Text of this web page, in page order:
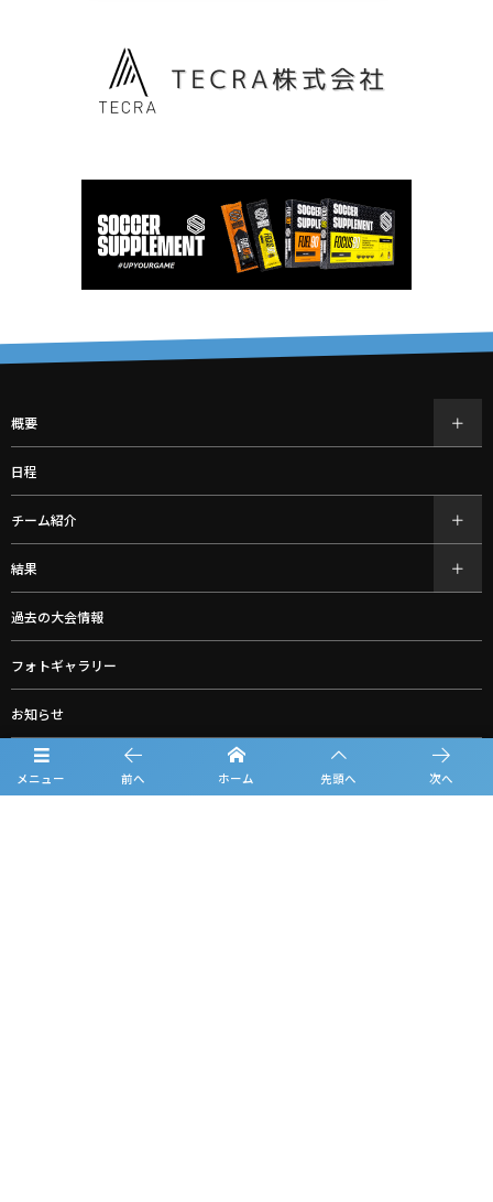
メニュー 前へ ホーム 先頭へ 次へ
概要
日程
チーム紹介
結果
過去の大会情報
フォトギャラリー
お知らせ
ルーキーリーグ一覧